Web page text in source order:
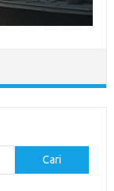
Cari